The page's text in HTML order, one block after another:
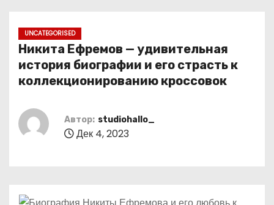
UNCATEGORISED
Никита Ефремов — удивительная
история биографии и его страсть к
коллекционированию кроссовок
Автор: studiohallo_
Дек 4, 2023